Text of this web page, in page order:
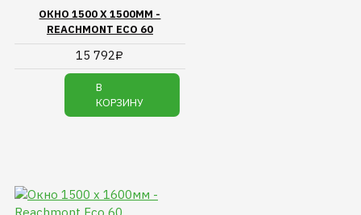
ОКНО 1500 Х 1500ММ -
REACHMONT ECO 60
15 792₽
В
КОРЗИНУ